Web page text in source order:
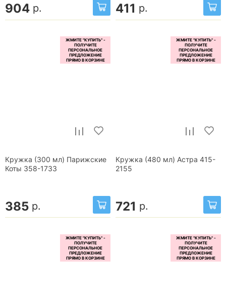
904 р. 411 р.
Кружка (300 мл) Парижские
Коты 358-1733
385 р.
Кружка (480 мл) Астра 415-
2155
721 р.